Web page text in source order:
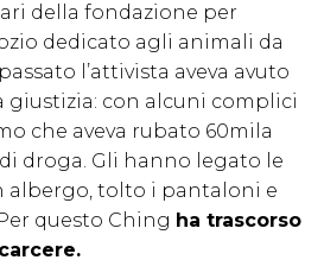
della fondazione per
dedicato agli animali da
l’attivista aveva avuto
giustizia: con alcuni complici
che aveva rubato 60mila
droga. Gli hanno legato le
albergo, tolto i pantaloni e
questo Ching ha trascorso